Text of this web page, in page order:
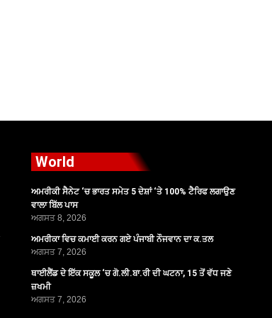
World
ਅਮਰੀਕੀ ਸੈਨੇਟ ‘ਚ ਭਾਰਤ ਸਮੇਤ 5 ਦੇਸ਼ਾਂ ‘ਤੇ 100% ਟੈਰਿਫ ਲਗਾਉਣ
ਵਾਲਾ ਬਿੱਲ ਪਾਸ
ਅਗਸਤ 8, 2026
ਅਮਰੀਕਾ ਵਿਚ ਕਮਾਈ ਕਰਨ ਗਏ ਪੰਜਾਬੀ ਨੌਜਵਾਨ ਦਾ ਕ.ਤਲ
ਅਗਸਤ 7, 2026
ਥਾਈਲੈਂਡ ਦੇ ਇੱਕ ਸਕੂਲ ‘ਚ ਗੋ.ਲੀ.ਬਾ.ਰੀ ਦੀ ਘਟਨਾ, 15 ਤੋਂ ਵੱਧ ਜਣੇ
ਜ਼ਖਮੀ
ਅਗਸਤ 7, 2026